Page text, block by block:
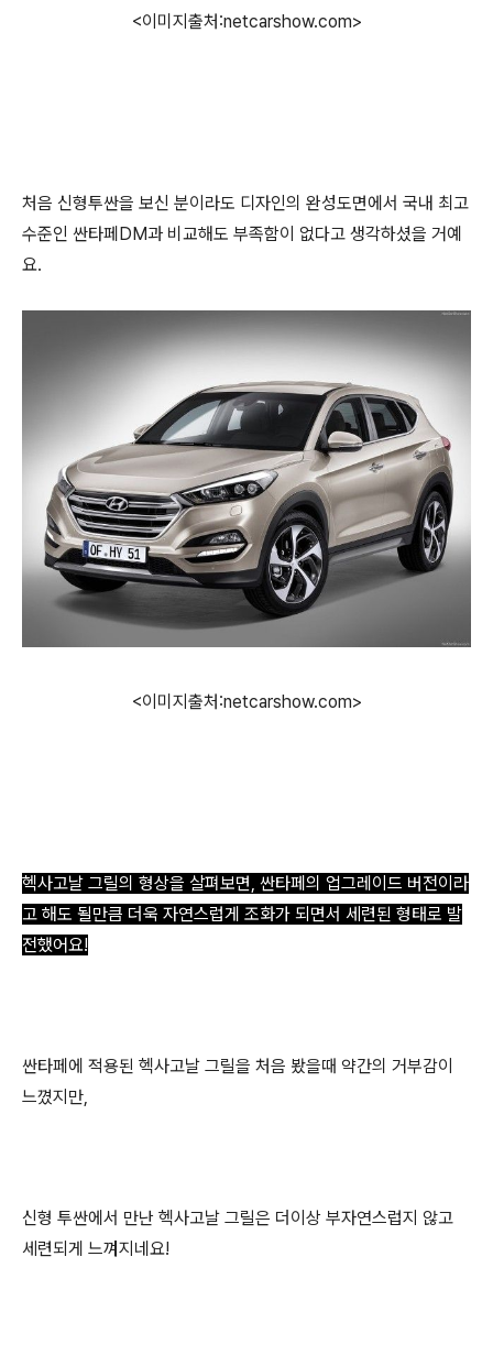
<이미지출처:netcarshow.com>
처음 신형투싼을 보신 분이라도 디자인의 완성도면에서 국내 최고
수준인 싼타페DM과 비교해도 부족함이 없다고 생각하셨을 거예
요.
<이미지출처:netcarshow.com>
헥사고날 그릴의 형상을 살펴보면, 싼타페의 업그레이드 버전이라
고 해도 될만큼 더욱 자연스럽게 조화가 되면서 세련된 형태로 발
전했어요!
싼타페에 적용된 헥사고날 그릴을 처음 봤을때 약간의 거부감이
느꼈지만,
신형 투싼에서 만난 헥사고날 그릴은 더이상 부자연스럽지 않고
세련되게 느껴지네요!